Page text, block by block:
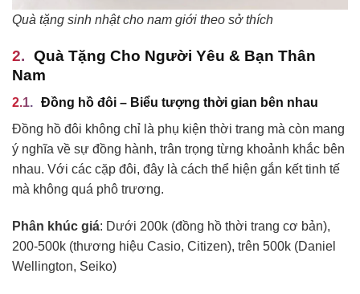
Quà tặng sinh nhật cho nam giới theo sở thích
Quà Tặng Cho Người Yêu & Bạn Thân
Nam
Đồng hồ đôi – Biểu tượng thời gian bên nhau
Đồng hồ đôi không chỉ là phụ kiện thời trang mà còn mang
ý nghĩa về sự đồng hành, trân trọng từng khoảnh khắc bên
nhau. Với các cặp đôi, đây là cách thể hiện gắn kết tinh tế
mà không quá phô trương.
Phân khúc giá: Dưới 200k (đồng hồ thời trang cơ bản),
200-500k (thương hiệu Casio, Citizen), trên 500k (Daniel
Wellington, Seiko)